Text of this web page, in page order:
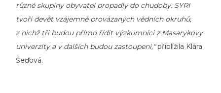
různé skupiny obyvatel propadly do chudoby. SYRI
tvoří devět vzájemně provázaných vědních okruhů,
z nichž tři budou přímo řídit výzkumníci z Masarykovy
univerzity a v dalších budou zastoupeni,“přiblížila Klára
Šeďová.